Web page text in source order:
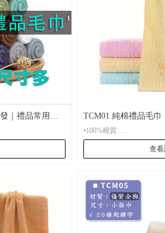
｜禮品常用
TCM01 純棉禮品毛
業活動實用款
•100%棉質
•材 質： 雙面毛圈100%棉
•尺 寸：固定尺寸
•包 裝： 每條全新獨立包裝袋，可按客人要求選用
特別禮品包裝
•貨 期： 常規7-15天左右貨期，繡花毛巾設有急單
查